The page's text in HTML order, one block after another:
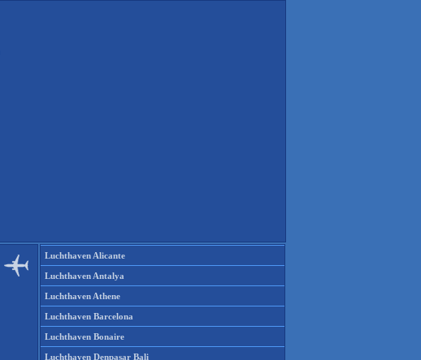
Luchthaven Alicante
Luchthaven Antalya
Luchthaven Athene
Luchthaven Barcelona
Luchthaven Bonaire
Luchthaven Denpasar Bali